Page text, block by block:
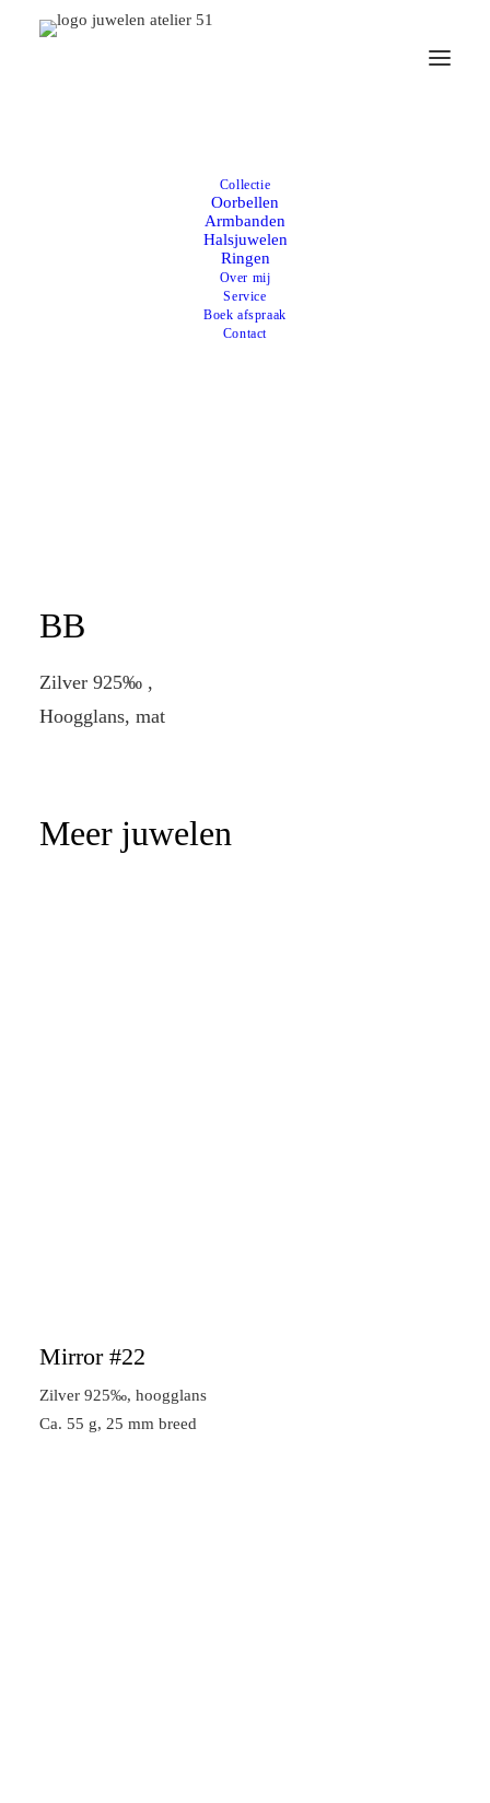
Collectie
Oorbellen
Armbanden
Halsjuwelen
Ringen
Over mij
Service
Boek afspraak
Contact
BB
Zilver 925‰ ,
Hoogglans, mat
Meer juwelen
Mirror #22
Zilver 925‰, hoogglans
Ca. 55 g, 25 mm breed